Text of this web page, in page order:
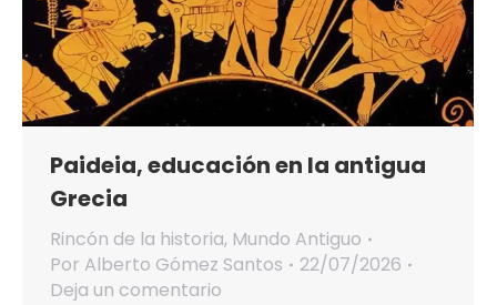
Paideia, educación en la antigua
Grecia
Rincón de la historia, Mundo Antiguo
Por Alberto Gómez Santos
22/07/2026
Deja un comentario